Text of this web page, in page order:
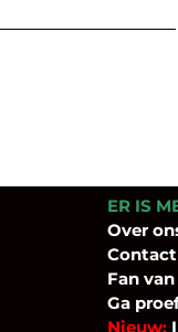
ER IS
Over
Fanvan
Ga
Nieuw: